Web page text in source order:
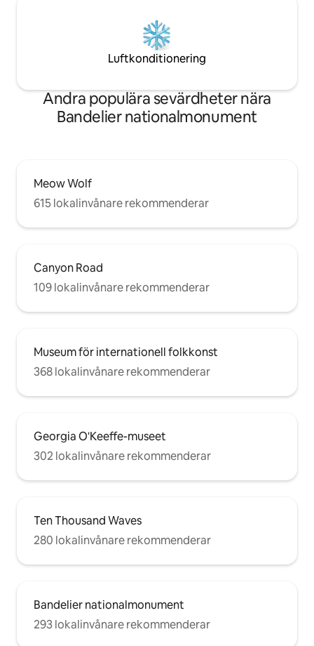
Luftkonditionering
Andra populära sevärdheter nära
Bandelier nationalmonument
Meow Wolf
615 lokalinvånare rekommenderar
Canyon Road
109 lokalinvånare rekommenderar
Museum för internationell folkkonst
368 lokalinvånare rekommenderar
Georgia O'Keeffe-museet
302 lokalinvånare rekommenderar
Ten Thousand Waves
280 lokalinvånare rekommenderar
Bandelier nationalmonument
293 lokalinvånare rekommenderar